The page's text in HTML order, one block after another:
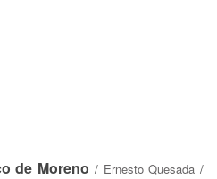
de Moreno / Ernesto Quesada /